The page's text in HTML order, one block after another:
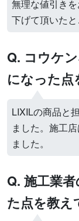
無理な値引き
下げて頂いたと
Q. コウケ
になった点
LIXILの商品と
ました。施工
ました。
Q. 施工業
た点を教え